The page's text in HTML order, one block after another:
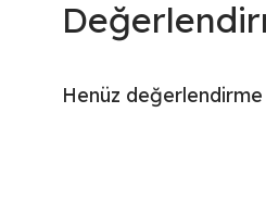
Henüz değerlendirme